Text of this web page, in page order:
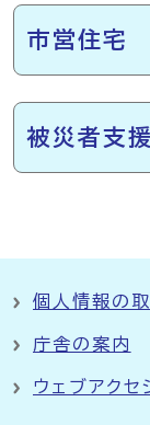
市営住宅
被災者支
個人情報の
庁舎の案内
ウェブアクセ